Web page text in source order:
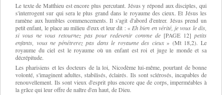
Le texte de Matthieu est encore plus percutant. Jésus y répond aux disciples, qui
s'interrogent sur qui sera le plus grand dans le royaume des cieux. Et Jésus les
ramène aux humbles commencements. Il s'agit d'abord d'entrer. Jésus prend un
petit enfant, le place au milieu d'eux et leur dit : « Eh bien en vérité, je vous le dis,
si vous ne vous retournez pas pour redevenir comme de [PAGE 12] petits
enfants, vous ne pénétrerez pas dans le royaume des cieux» (Mt 18,2). Le
royaume du ciel est le royaume où un enfant est roi et juge le monde et sa
décrépitude.
Les pharisiens et les docteurs de la loi, Nicodème lui-même, pourtant de bonne
volonté, s'imaginent adultes, stabilisés, éclairés. Ils sont sclérosés, incapables de
renouvellement. Ils sont vieux d'esprit plus encore que de corps, imperméables à
la grâce qui leur offre de naître d'en haut, de Dieu.